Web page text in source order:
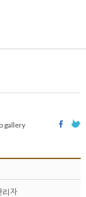
gallery
리자